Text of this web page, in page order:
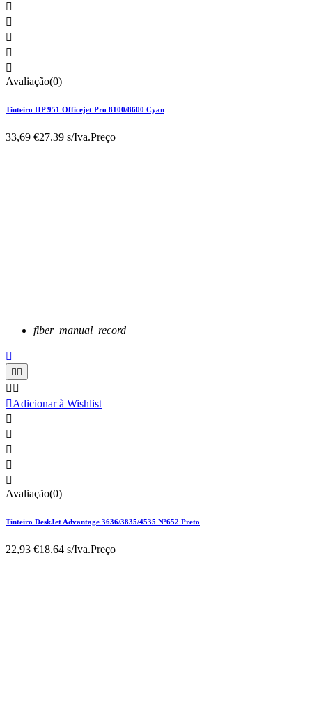





Avaliação(0)
Tinteiro HP 951 Officejet Pro 8100/8600 Cyan
33,69 €27.39 s/Iva.Preço
fiber_manual_record

 
 
Adicionar à Wishlist





Avaliação(0)
Tinteiro DeskJet Advantage 3636/3835/4535 Nº652 Preto
22,93 €18.64 s/Iva.Preço